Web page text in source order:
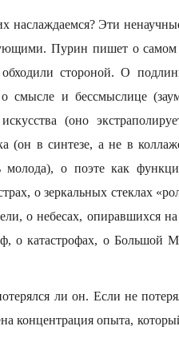
наслаждаемся? Эти
Пурин пишет о
обходили стороной. О
смысле и бессмыслице
(оно
(он в синтезе, а не в
молода), о поэте как
о зеркальных стеклах
о небесах, опиравшихся
о катастрофах, о Большой
ли он. Если не
концентрация опыта,